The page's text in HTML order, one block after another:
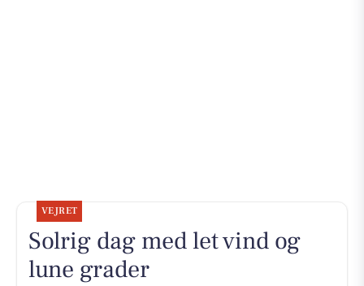
VEJRET
Solrig dag med let vind og
lune grader